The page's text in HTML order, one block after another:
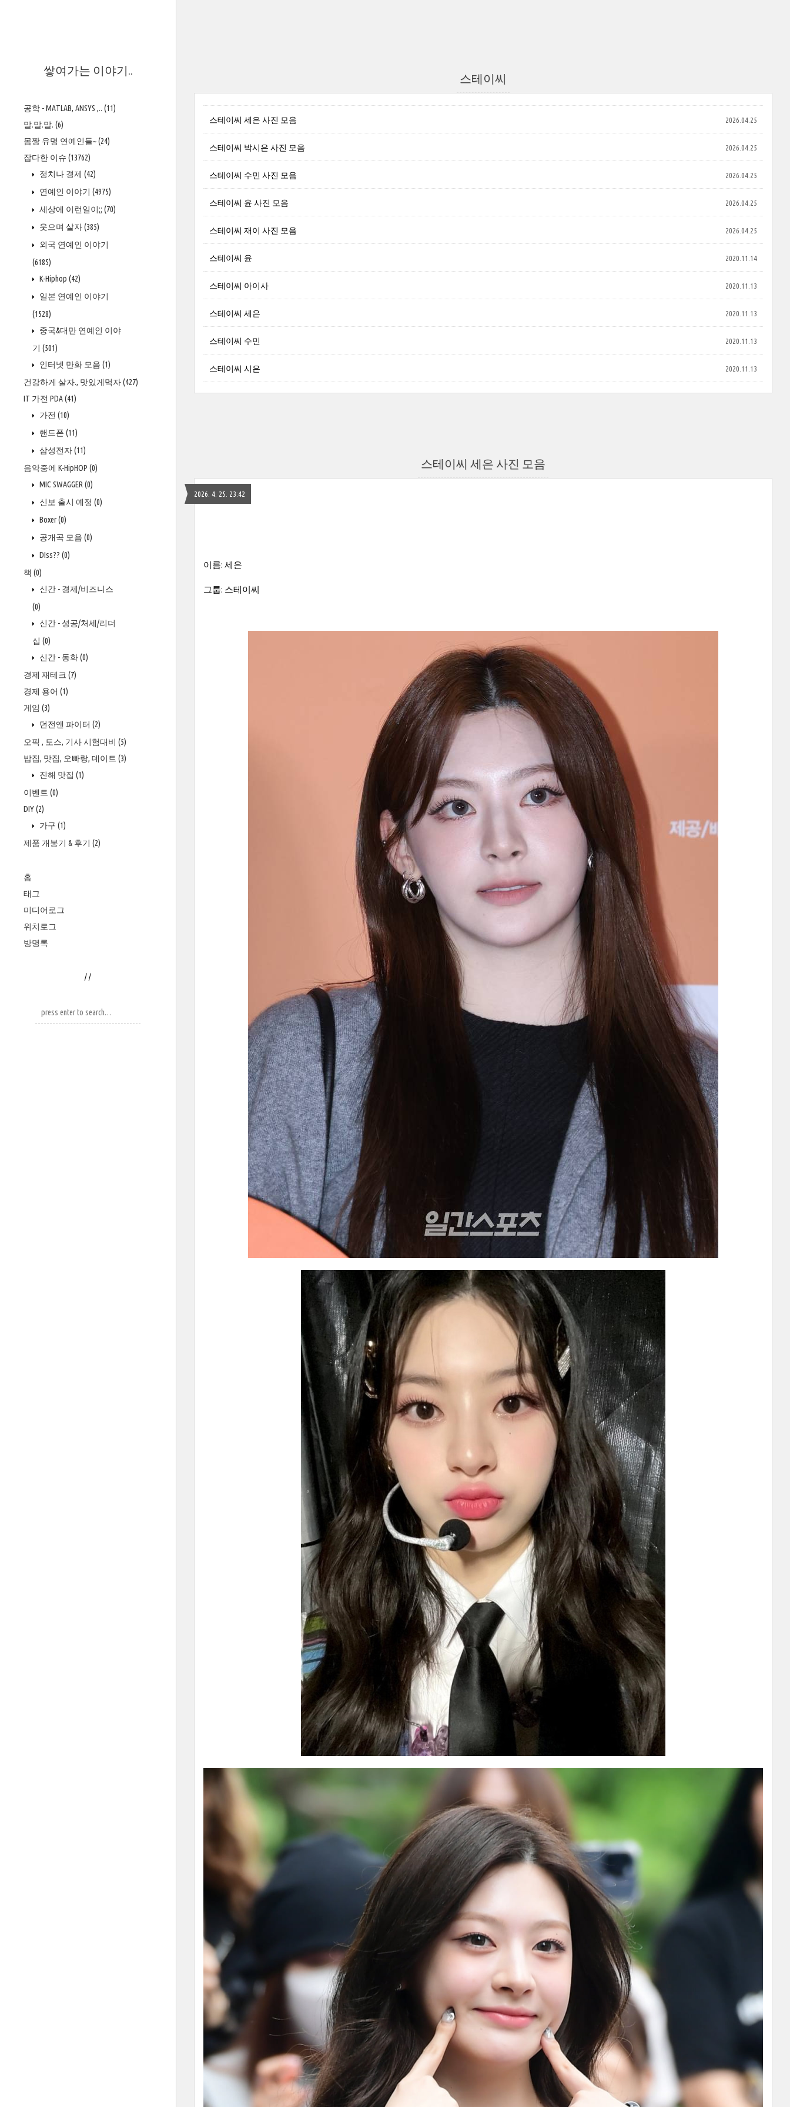
쌓여가는 이야기..
공학 - MATLAB, ANSYS ,.. (11)
말.말.말. (6)
몸짱 유명 연예인들~(24)
잡다한 이슈 (13762)
정치나 경제 (42)
연예인 이야기 (4975)
세상에 이런일이;; (70)
웃으며 살자(385)
외국 연예인 이야기
(6185)
K-Hiphop (42)
일본 연예인 이야기
(1528)
중국&대만 연예인 이야
기 (501)
인터넷 만화 모음 (1)
건강하게 살자., 맛있게먹자(427)
IT 가전 PDA(41)
가전 (10)
핸드폰 (11)
삼성전자(11)
음악중에 K-HipHOP (0)
MIC SWAGGER (0)
신보 출시 예정 (0)
Boxer(0)
공개곡 모음 (0)
DIss?? (0)
책 (0)
신간 - 경제/비즈니스
(0)
신간 - 성공/처세/리더
십 (0)
신간 - 동화(0)
경제 재테크 (7)
경제 용어 (1)
게임 (3)
던전앤 파이터 (2)
오픽 , 토스, 기사 시험대비 (5)
밥집, 맛집, 오빠랑, 데이트 (3)
진해 맛집 (1)
이벤트 (0)
DIY(2)
가구 (1)
제품 개봉기 & 후기 (2)
홈
태그
미디어로그
위치로그
방명록
/ /
스테이씨
스테이씨 세은 사진 모음 2026.04.25
스테이씨 박시은 사진 모음 2026.04.25
스테이씨 수민 사진 모음 2026.04.25
스테이씨 윤 사진 모음 2026.04.25
스테이씨 재이 사진 모음 2026.04.25
스테이씨 윤 2020.11.14
스테이씨 아이사 2020.11.13
스테이씨 세은 2020.11.13
스테이씨 수민 2020.11.13
스테이씨 시은 2020.11.13
스테이씨 세은 사진 모음
2026. 4. 25. 23:42
이름: 세은
그룹: 스테이씨